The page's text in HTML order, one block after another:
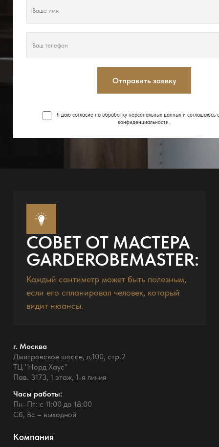
Отправить заявку
Я даю согласие на обработку персональных данных и соглашаюсь
конфиденциальности.
СОВЕТ ОТ МАСТЕРА
GARDEROBEMASTER:
Каждый сантиметр может быть полезным,
если его спланировал человек, который
видит нюансы.
г. Москва
Дмитровское шоссе, д.100, стр.2
ТЦ "Норд Хаус"
Пав. 3173, 1 этаж, 1-я линия
Часы работы:
Пн–Пт: с 11:00 до 18:00
Сб, Вс – выходной
Компания